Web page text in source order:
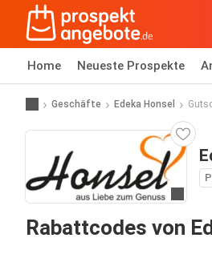
Home Neueste Prospekte
Geschäfte Edeka Honsel
Rabattcodes von